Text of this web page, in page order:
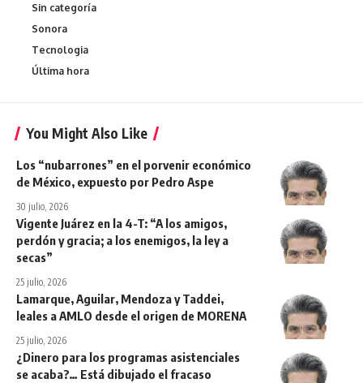
Sin categoría
Sonora
Tecnologia
Última hora
You Might Also Like
Los “nubarrones” en el porvenir económico
de México, expuesto por Pedro Aspe
30 julio, 2026
Vigente Juárez en la 4-T: “A los amigos,
perdón y gracia; a los enemigos, la ley a
secas”
25 julio, 2026
Lamarque, Aguilar, Mendoza y Taddei,
leales a AMLO desde el origen de MORENA
25 julio, 2026
¿Dinero para los programas asistenciales
se acaba?… Está dibujado el fracaso